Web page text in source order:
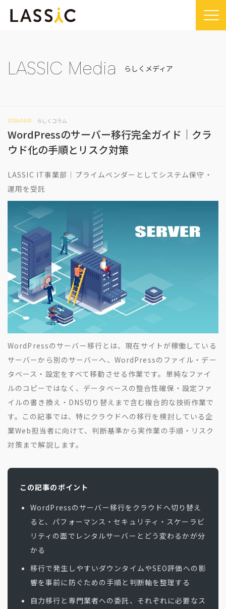
Company
会社概要
代表メッセージ
拠点一覧
Remogu（リモグ）・リラシク
Sustainability TOP
SDGsに対する取り組み
News TOP
プレスリリース
ニュース
開示情報
ディスクロージャーポリシー
電子公告
免責事項
LASSIC Media
LASSIC Media TOP
地方創生コラム
リモートワークコラム
お客さまの声
社員の声
事例紹介
らしくコラム
テレリモ総研
お問い合わせフォーム
LASSIC Media らしくメディア
2026.04.10 らしくコラム
WordPressのサーバー移行完全ガイド｜クラ
ウド化の手順とリスク対策
LASSIC IT事業部｜プライムベンダーとしてシステム保守・
運用を受託
WordPressのサーバー移行とは、現在サイトが稼働している
サーバーから別のサーバーへ、WordPressのファイル・デー
タベース・設定をすべて移動させる作業です。単純なファイ
ルのコピーではなく、データベースの整合性確保・設定ファ
イルの書き換え・DNS切り替えまで含む複合的な技術作業で
す。この記事では、特にクラウドへの移行を検討している企
業Web担当者に向けて、判断基準から実作業の手順・リスク
対策まで解説します。
この記事のポイント
WordPressのサーバー移行をクラウドへ切り替え
ると、パフォーマンス・セキュリティ・スケーラビ
リティの面でレンタルサーバーとどう変わるかが分
かる
移行で発生しやすいダウンタイムやSEO評価への影
響を事前に防ぐための手順と判断軸を整理する
自力移行と専門業者への委託、それぞれに必要なス